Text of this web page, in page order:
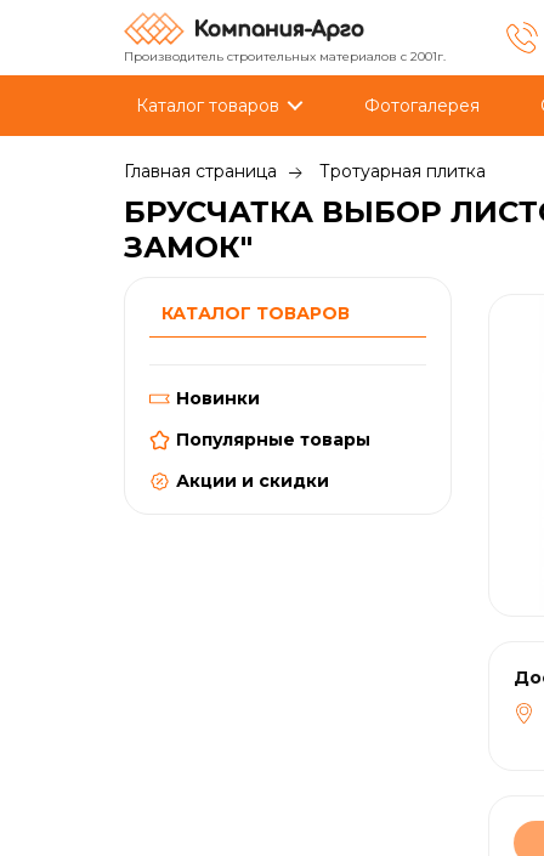
Производитель строительных материалов с 2001г.
Каталог товаров Фотогалерея
Главная страница Тротуарная плитка
БРУСЧАТКА ВЫБОР
ЗАМОК"
КАТАЛОГ ТОВАРОВ
Новинки
Популярные товары
Акции и скидки